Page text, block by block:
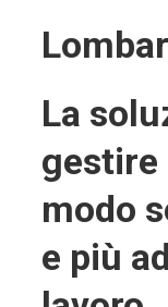
La
gestire
modo
e più